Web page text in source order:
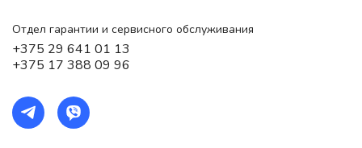
Отдел гарантии и сервисного обслуживания
+375 29 641 01 13
+375 17 388 09 96